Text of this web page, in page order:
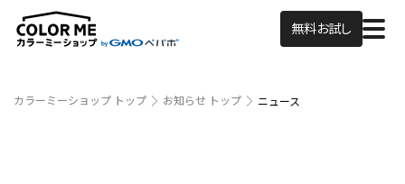
無料お試し
カラーミーショップ トップ お知らせ トップ ニュース